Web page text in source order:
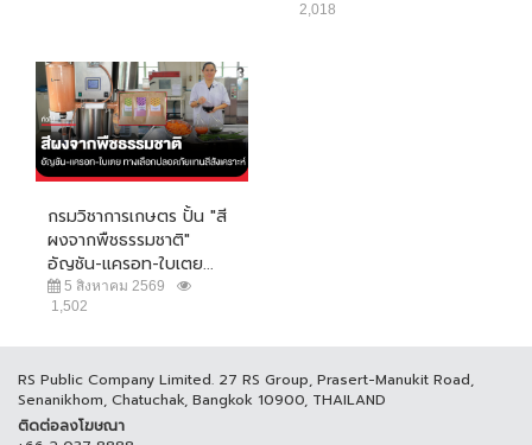
2,018
กรมวิชาการเกษตร ปั้น "สี
ผงจากพืชธรรมชาติ"
อัญชัน-แครอท-ใบเตย...
5 สิงหาคม 2569
1,502
RS Public Company Limited. 27 RS Group, Prasert-Manukit Road,
Senanikhom, Chatuchak, Bangkok 10900, THAILAND
ติดต่อลงโฆษณา